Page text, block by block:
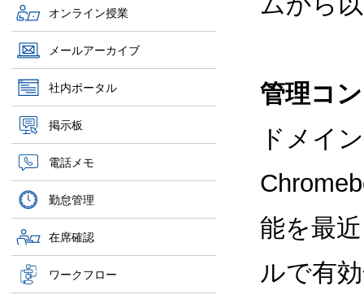
オンライン授業
メールアーカイブ
社内ポータル
掲示板
電話メモ
勤怠管理
在席確認
ワークフロー
管理コ
ドメイ
能を最
ルで有